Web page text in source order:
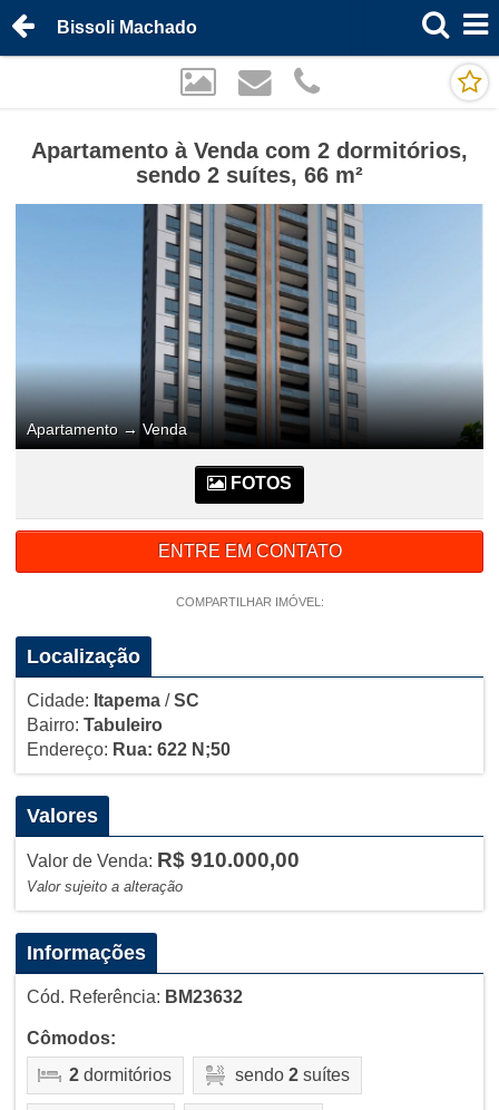
Bissoli Machado
Apartamento à Venda com 2 dormitórios,
sendo 2 suítes, 66 m²
Apartamento→Venda
FOTOS
ENTRE EM CONTATO
COMPARTILHAR IMÓVEL:
Localização
Cidade: Itapema/SC
Bairro: Tabuleiro
Endereço: Rua: 622 N;50
Valores
Valor de Venda: R$ 910.000,00
Valor sujeito a alteração
Informações
Cód. Referência: BM23632
Cômodos:
2dormitórios sendo 2suítes